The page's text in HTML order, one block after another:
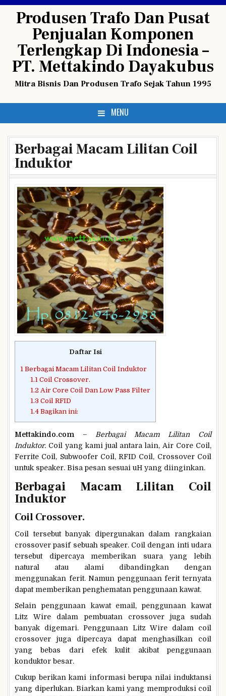
Produsen Trafo Dan Pusat
Penjualan Komponen
Terlengkap Di Indonesia –
PT. Mettakindo Dayakubus
Mitra Bisnis Dan Produsen Trafo Sejak Tahun 1995
MENU
Berbagai Macam Lilitan Coil
Induktor
Daftar Isi
1 Berbagai Macam Lilitan Coil Induktor
1.1Coil Crossover.
1.2Air Core Coil Dan Low Pass Filter
1.3 Coil RFID
1.4Bagikan ini:
Mettakindo.com –Berbagai Macam Lilitan Coil
Induktor. Coil yang kami jual antara lain, Air Core Coil,
Ferrite Coil, Subwoofer Coil, RFID Coil, Crossover Coil
untuk speaker. Bisa pesan sesuai uH yang diinginkan.
Berbagai Macam Lilitan Coil
Induktor
Coil Crossover.
Coil tersebut banyak dipergunakan dalam rangkaian
crossover pasif sebuah speaker. Coil dengan inti udara
tersebut dipercaya memberikan suara yang lebih
natural atau alami dibandingkan dengan
menggunakan ferit. Namun penggunaan ferit ternyata
dapat memberikan penghematan penggunaan kawat.
Selain penggunaan kawat email, penggunaan kawat
Litz Wire dalam pembuatan crossover juga sudah
banyak digemari. Penggunaan Litz Wire dalam coil
crossover juga dipercaya dapat menghasilkan coil
yang bebas dari efek kulit akibat penggunaan
konduktor besar.
Cukup berikan kami informasi berupa nilai induktansi
yang diperlukan. Biarkan kami yang memproduksi coil